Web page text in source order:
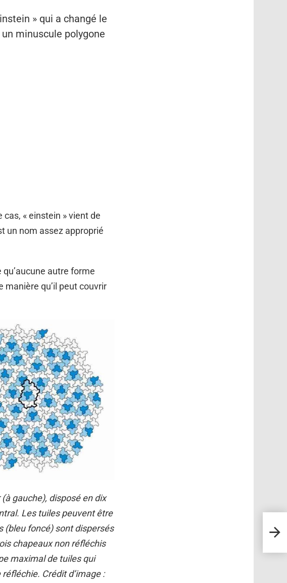
» qui a changé le
minuscule polygone
cas, « einstein » vient de
un nom assez approprié
qu’aucune autre forme
manière qu’il peut couvrir
gauche), disposé en dix
Les tuiles peuvent être
(bleu foncé) sont dispersés
chapeaux non réfléchis
maximal de tuiles qui
Crédit d’image :
Le
–